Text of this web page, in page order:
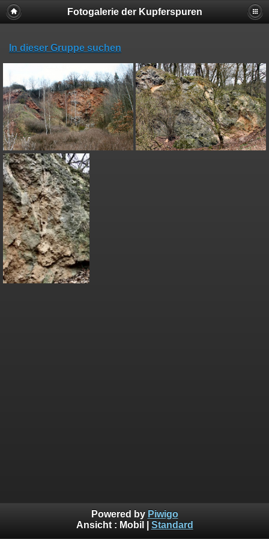
Fotogalerie der Kupferspuren
In dieser Gruppe suchen
Powered by Piwigo
Ansicht : Mobil Standard